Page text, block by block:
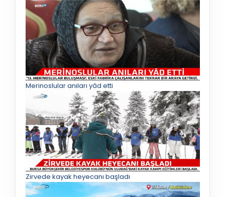
Merinoslular anıları yâd etti
Zirvede kayak heyecanı başladı